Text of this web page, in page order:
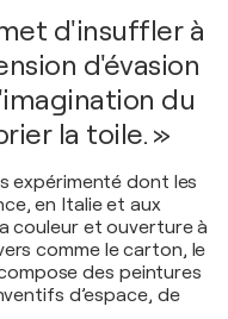
d'insuffler à
d'évasion
du
la toile. »
expérimenté dont les
en Italie et aux
couleur et ouverture à
comme le carton, le
des peintures
d’espace, de